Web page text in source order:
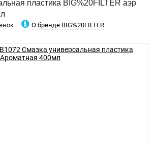
пластика BIG%20FILTER аэр
О бренде BIG%20FILTER